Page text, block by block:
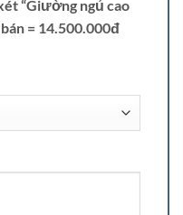
“Giường ngủ cao
= 14.500.000đ